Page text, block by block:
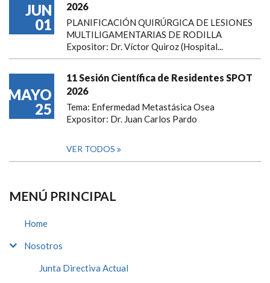
JUN
01
2026
PLANIFICACIÓN QUIRÚRGICA DE LESIONES
MULTILIGAMENTARIAS DE RODILLA
Expositor: Dr. Víctor Quiroz (Hospital...
MAYO
25
11 Sesión Científica de Residentes SPOT
2026
Tema: Enfermedad Metastásica Osea
Expositor: Dr. Juan Carlos Pardo
VER TODOS
MENÚ PRINCIPAL
Home
Nosotros
Junta Directiva Actual